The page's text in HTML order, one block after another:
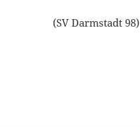
(SV Darmstadt 98)